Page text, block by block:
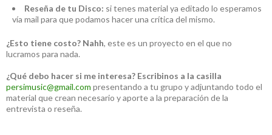
Reseña de tu Disco: si tenes material ya editado lo esperamos
vía mail para que podamos hacer una crítica del mismo.
¿Esto tiene costo? Nahh, este es un proyecto en el que no
lucramos para nada.
¿Qué debo hacer si me interesa? Escribinos a la casilla
persimusic@gmail.com presentando a tu grupo y adjuntando todo el
material que crean necesario y aporte a la preparación de la
entrevista o reseña.